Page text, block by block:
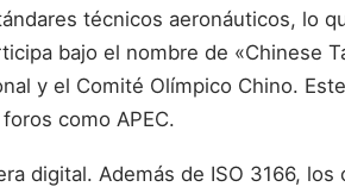
técnicos aeronáuticos, lo
bajo el nombre de «Chinese
y el Comité Olímpico Chino.
como APEC.
digital. Además de ISO 3166,